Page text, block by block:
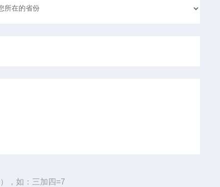
，如：三加四=7